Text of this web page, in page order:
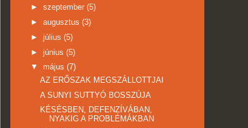
► szeptember (5)
► augusztus (3)
► július (5)
► június (5)
▼ május (7)
AZ ERŐSZAK MEGSZÁLLOTTJAI
A SUNYI SUTTYÓ BOSSZÚJA
KÉSÉSBEN, DEFENZÍVÁBAN,
NYAKIG A PROBLÉMÁKBAN